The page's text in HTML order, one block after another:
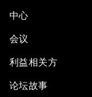
中心
会议
利益相关方
论坛故事